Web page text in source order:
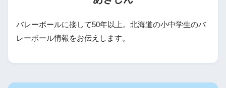
バレーボールに接して50年以上。北海道の小中学生のバ
レーボール情報をお伝えします。